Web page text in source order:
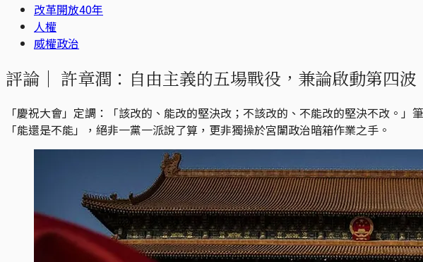
改革開放40年
人權
威權政治
評論｜ 許章潤：自由主義的五場戰役，兼論啟動第四波
「慶祝大會」定調：「該改的、能改的堅決改；不該改的、不能改的堅決不改。
「能還是不能」，絕非一黨一派說了算，更非獨操於宮闈政治暗箱作業之手。